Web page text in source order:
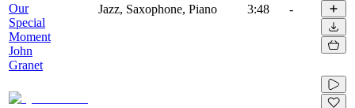
Our
Special
Moment
John
Granet
Jazz, Saxophone, Piano 3:48 -